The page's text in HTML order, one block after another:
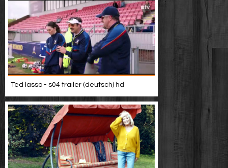
Ted lasso - s04 trailer (deutsch) hd